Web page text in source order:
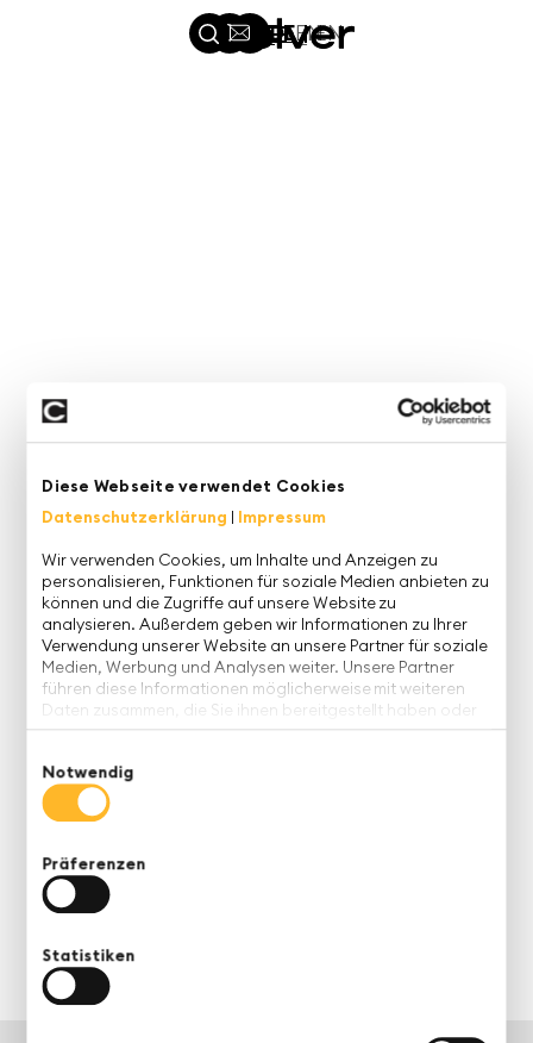
Diese Webseite verwendet Cookies
Datenschutzerklärung | Impressum
Wir verwenden Cookies, um Inhalte und Anzeigen zu
personalisieren, Funktionen für soziale Medien anbieten zu
können und die Zugriffe auf unsere Website zu
analysieren. Außerdem geben wir Informationen zu Ihrer
Verwendung unserer Website an unsere Partner für soziale
Medien, Werbung und Analysen weiter. Unsere Partner
führen diese Informationen möglicherweise mit weiteren
Daten zusammen, die Sie ihnen bereitgestellt haben oder
die sie im Rahmen Ihrer Nutzung der Dienste gesammelt
Notwendig
Präferenzen
Statistiken
DE EN
DE EN
Qlik Cloud